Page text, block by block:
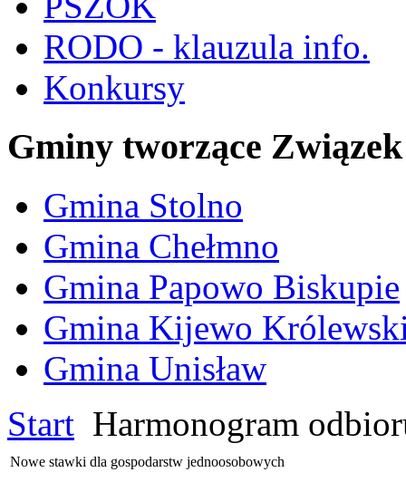
RODO - klauzula info.
Konkursy
Gminy tworzące Związek
Gmina Stolno
Gmina Chełmno
Gmina Papowo Biskupie
Gmina Kijewo
Gmina Unisław
Start Harmonogram
Nowe stawki dla gospodarstw jednoosobowych